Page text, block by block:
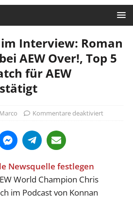
Interview: Roman
AEW Over!, Top 5
für AEW
Marco Kommentare deaktiviert
World Champion Chris
im Podcast von Konnan